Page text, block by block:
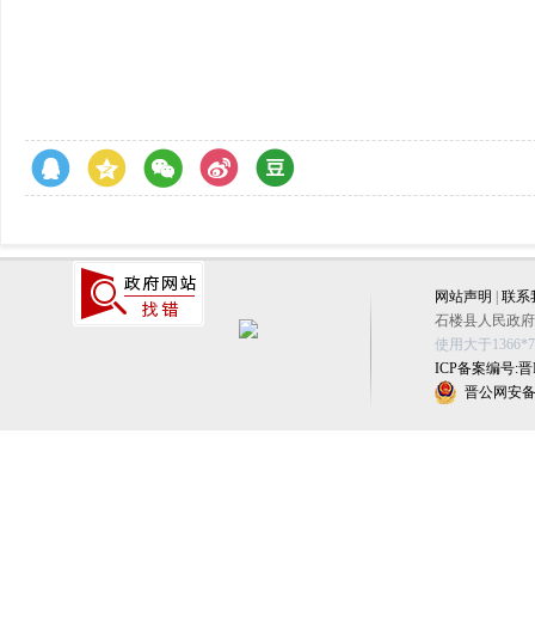
网站声明
联系
石楼县人民政
使用大于
ICP备案编号:晋
晋公网安